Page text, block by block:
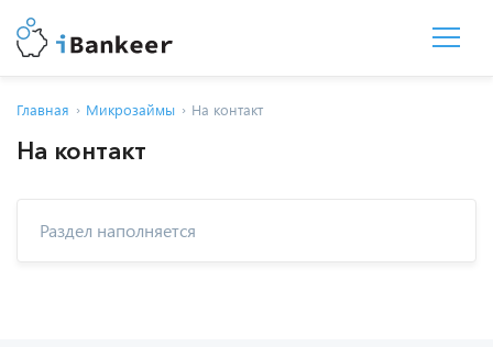
Главная Микрозаймы На контакт
На контакт
Раздел наполняется